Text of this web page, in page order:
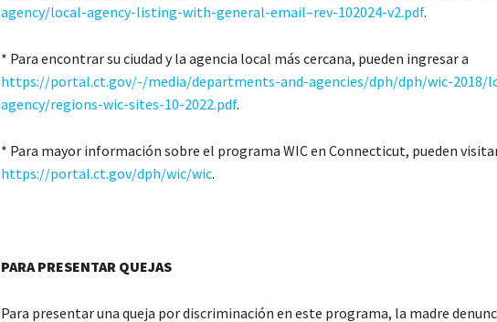
agency/local-agency-listing-with-general-email–rev-102024-v2.pdf.
* Para encontrar su ciudad y la agencia local más cercana, pueden ingresar a
https://portal.ct.gov/-/media/departments-and-agencies/dph/dph/wic-2018/
agency/regions-wic-sites-10-2022.pdf.
* Para mayor información sobre el programa WIC en Connecticut, pueden
https://portal.ct.gov/dph/wic/wic.
PARA PRESENTAR QUEJAS
Para presentar una queja por discriminación en este programa, la madre